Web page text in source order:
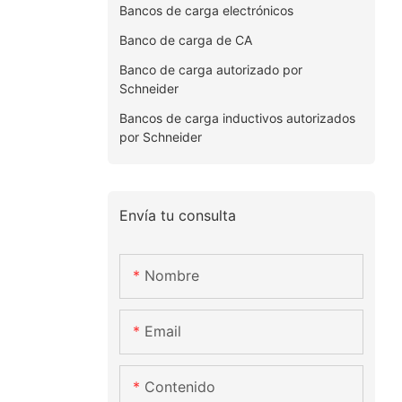
Bancos de carga electrónicos
Banco de carga de CA
Banco de carga autorizado por
Schneider
Bancos de carga inductivos autorizados
por Schneider
Envía tu consulta
Nombre
Email
Contenido